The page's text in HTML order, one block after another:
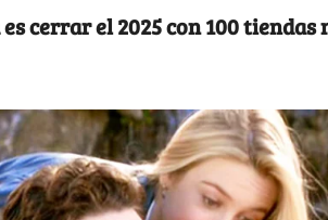
cerrar el 2025 con 100 tiendas